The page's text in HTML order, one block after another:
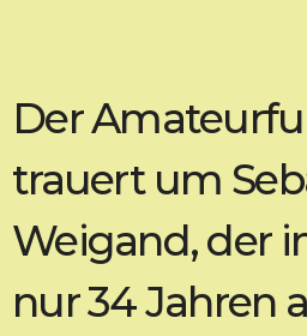
Der
trauert um
Weigand, der
nur 34 Jahren